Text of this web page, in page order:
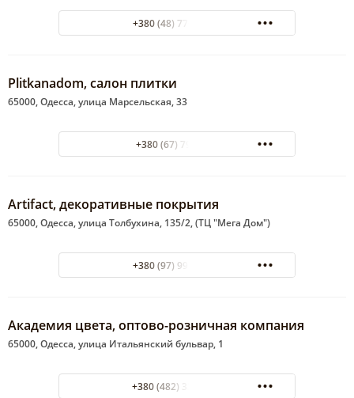
+380 (48) 770-96-51
Plitkanadom, салон плитки
65000, Одесса, улица Марсельская, 33
+380 (67) 7993360
Artifact, декоративные покрытия
65000, Одесса, улица Толбухина, 135/2, (ТЦ "Мега Дом")
+380 (97) 998-99-81
Академия цвета, оптово-розничная компания
65000, Одесса, улица Итальянский бульвар, 1
+380 (482) 33?23?84